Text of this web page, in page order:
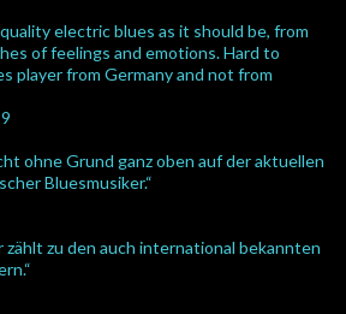
electric blues as it should be, from
of feelings and emotions. Hard to
player from Germany and not from
ohne Grund ganz oben auf der aktuellen
Bluesmusiker.“
zählt zu den auch international bekannten